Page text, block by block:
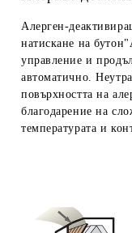
Алерген-
натискане на бутон"
управление и
автоматично.
повърхността на
благодарение на
температурата и